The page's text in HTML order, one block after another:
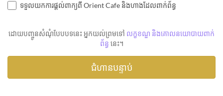
ទទួលយកការផ្តល់ពាក្យពី Orient Cafe និងហាងដែលពាក់ព័ន្ធ
ដោយបញ្ចូនសំណុំបែបបទនេះ អ្នកយល់ព្រមទៅ លក្ខខណ្ឌ និងគោលនយោបាយពាក់
ព័ន្ធ នេះ។